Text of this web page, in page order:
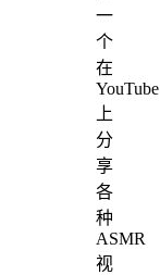
一
个
在
YouTube
上
分
享
各
种
ASMR
视